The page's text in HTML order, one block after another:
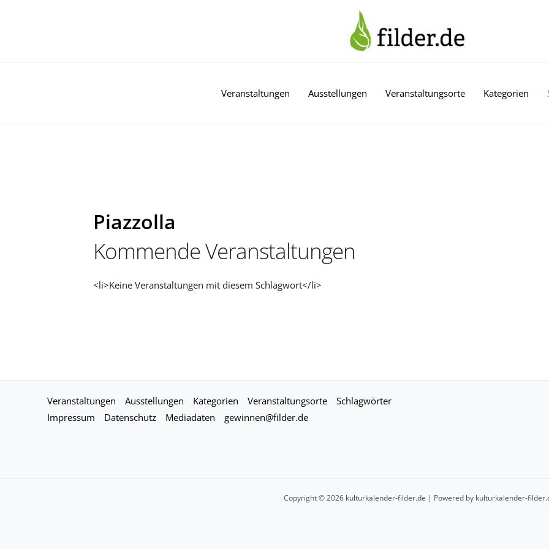
Veranstaltungen Ausstellungen Veranstaltungsorte Kategorien
Piazzolla
Kommende Veranstaltungen
<li>Keine Veranstaltungen mit diesem Schlagwort</li>
Veranstaltungen Ausstellungen Kategorien Veranstaltungsorte
Schlagwörter
Impressum
Datenschutz Mediadaten gewinnen@filder.de
Copyright © 2026 kulturkalender-filder.de | Powered by kulturkalender-